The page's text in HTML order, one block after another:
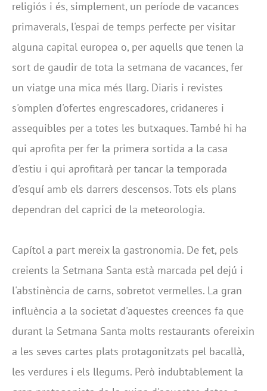
religiós i és, simplement, un període de vacances
primaverals, l'espai de temps perfecte per visitar
alguna capital europea o, per aquells que tenen la
sort de gaudir de tota la setmana de vacances, fer
un viatge una mica més llarg. Diaris i revistes
s'omplen d'ofertes engrescadores, cridaneres i
assequibles per a totes les butxaques. També hi ha
qui aprofita per fer la primera sortida a la casa
d'estiu i qui aprofitarà per tancar la temporada
d'esquí amb els darrers descensos. Tots els plans
dependran del caprici de la meteorologia.
Capítol a part mereix la gastronomia. De fet, pels
creients la Setmana Santa està marcada pel dejú i
l'abstinència de carns, sobretot vermelles. La gran
influència a la societat d'aquestes creences fa que
durant la Setmana Santa molts restaurants ofereixin
a les seves cartes plats protagonitzats pel bacallà,
les verdures i els llegums. Però indubtablement la